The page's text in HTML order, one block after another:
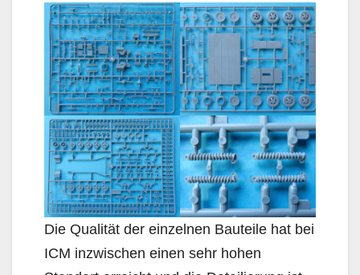
Die Qualität der einzelnen Bauteile hat bei
ICM inzwischen einen sehr hohen